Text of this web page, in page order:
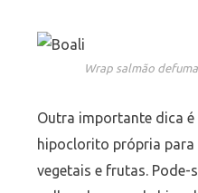
Wrap salmão
Outra importante dica
hipoclorito própria
vegetais e frutas. Pode-